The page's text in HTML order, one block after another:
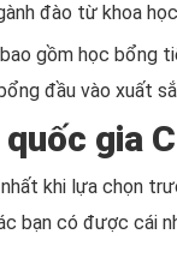
đào từ khoa
gồm học
đầu vào xuất
gia
khi lựa chọn
bạn có được cái